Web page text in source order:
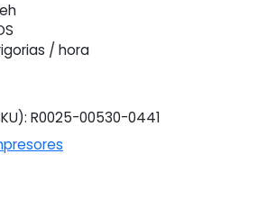
/ hora
R0025-00530-0441